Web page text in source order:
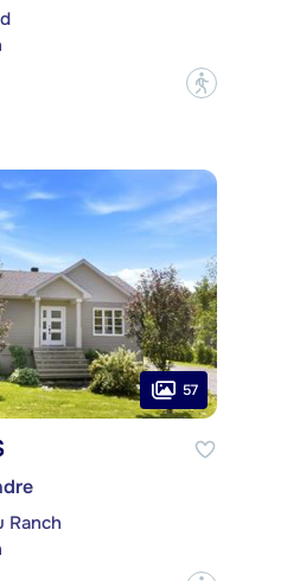
?
57
Ranch